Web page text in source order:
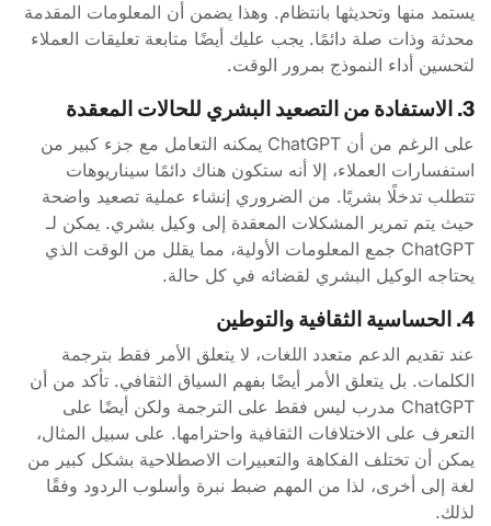
يستمد منها وتحديثها بانتظام. وهذا يضمن أن المعلومات المقدمة
محدثة وذات صلة دائمًا. يجب عليك أيضًا متابعة تعليقات العملاء
لتحسين أداء النموذج بمرور الوقت.
3. الاستفادة من التصعيد البشري للحالات المعقدة
على الرغم من أن ChatGPT يمكنه التعامل مع جزء كبير من
استفسارات العملاء، إلا أنه ستكون هناك دائمًا سيناريوهات
تتطلب تدخلًا بشريًا. من الضروري إنشاء عملية تصعيد واضحة
حيث يتم تمرير المشكلات المعقدة إلى وكيل بشري. يمكن لـ
ChatGPT جمع المعلومات الأولية، مما يقلل من الوقت الذي
يحتاجه الوكيل البشري لقضائه في كل حالة.
4. الحساسية الثقافية والتوطين
عند تقديم الدعم متعدد اللغات، لا يتعلق الأمر فقط بترجمة
الكلمات. بل يتعلق الأمر أيضًا بفهم السياق الثقافي. تأكد من أن
ChatGPT مدرب ليس فقط على الترجمة ولكن أيضًا على
التعرف على الاختلافات الثقافية واحترامها. على سبيل المثال،
يمكن أن تختلف الفكاهة والتعبيرات الاصطلاحية بشكل كبير من
لغة إلى أخرى، لذا من المهم ضبط نبرة وأسلوب الردود وفقًا
لذلك.